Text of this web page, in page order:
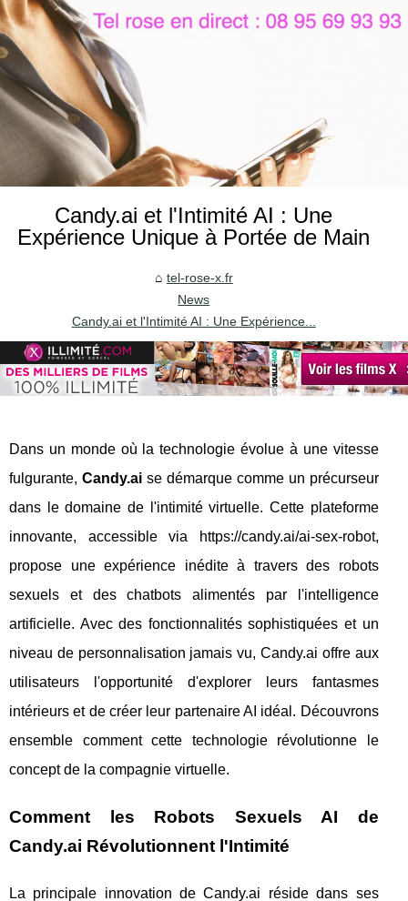
Candy.ai et l'Intimité AI : Une
Expérience Unique à Portée de Main
tel-rose-x.fr
News
Candy.ai et l'Intimité AI : Une Expérience...
Dans un monde où la technologie évolue à une vitesse
fulgurante, Candy.aise démarque comme un précurseur
dans le domaine de l'intimité virtuelle. Cette plateforme
innovante, accessible via https://candy.ai/ai-sex-robot,
propose une expérience inédite à travers des robots
sexuels et des chatbots alimentés par l'intelligence
artificielle. Avec des fonctionnalités sophistiquées et un
niveau de personnalisation jamais vu, Candy.ai offre aux
utilisateurs l'opportunité d'explorer leurs fantasmes
intérieurs et de créer leur partenaire AI idéal. Découvrons
ensemble comment cette technologie révolutionne le
concept de la compagnie virtuelle.
Comment les Robots Sexuels AI de
Candy.ai Révolutionnent l'Intimité
La principale innovation de Candy.ai réside dans ses